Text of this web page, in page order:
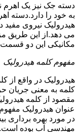
دسته جک نیز یک
به خود را دارد.دسته
هیدرولیک نیروی
می دهد.از این طریق
مکانیکی این دو
مفهوم کلمه هیدرولیک
هیدرولیک در واقع از
کلمه به معنی جریان
مقصود از کلمه
عنوان هیدرولیک
در مورد بهره برداری
مهندسی آب بوده